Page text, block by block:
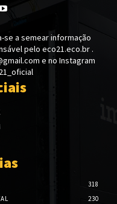
se a semear informação
pelo eco21.eco.br .
e no Instagram
318
230